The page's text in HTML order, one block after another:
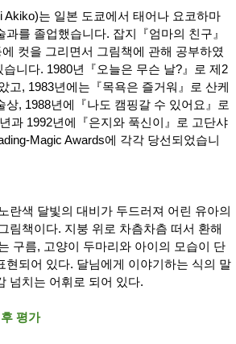
Akiko)는 일본 도쿄에서 태어나 요코하마
를 졸업했습니다. 잡지『엄마의 친구』
컷을 그리면서 그림책에 관해 공부하였
니다. 1980년『오늘은 무슨 날?』로 제2
고, 1983년에는『목욕은 즐거워』로 산케
상, 1988년에『나도 캠핑갈 수 있어요』로
과 1992년에『은지와 푹신이』로 고단샤
Magic Awards에 각각 당선되었습니
란색 달빛의 대비가 두드러져 어린 유아의
림책이다. 지붕 위로 차츰차츰 떠서 환해
구름, 고양이 두마리와 아이의 모습이 단
현되어 있다. 달님에게 이야기하는 식의 말
넘치는 어휘로 되어 있다.
평가